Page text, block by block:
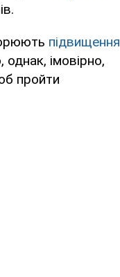
підвищення
імовірно,
пройти